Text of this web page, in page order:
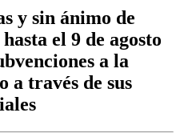
y sin ánimo de
el 9 de agosto
a la
a través de sus